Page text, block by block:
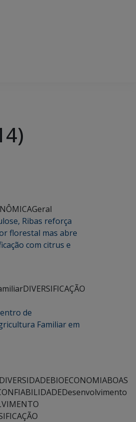
Geral
Ribas reforça
florestal mas abre
com citrus e
DIVERSIFICAÇÃO
de
Familiar em
BIOECONOMIABOAS
Desenvolvimento